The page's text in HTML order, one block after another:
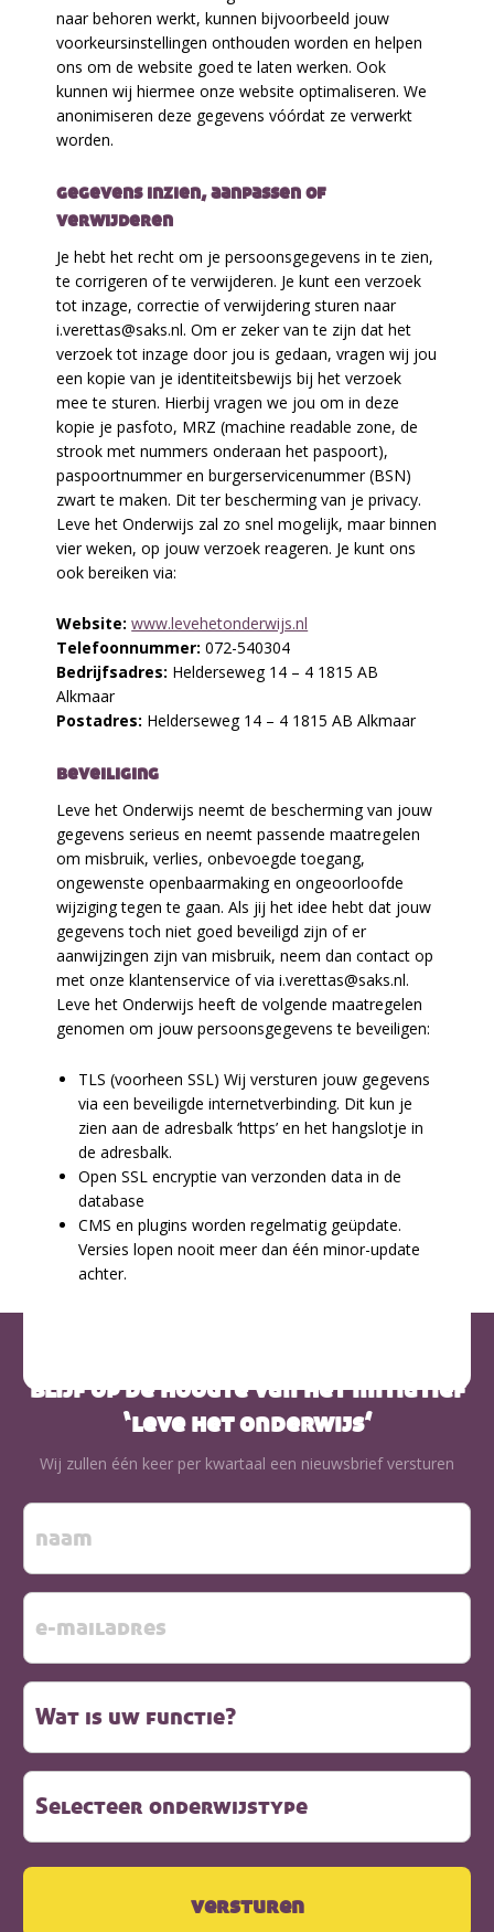
naar behoren werkt, kunnen bijvoorbeeld jouw
voorkeursinstellingen onthouden worden en helpen
ons om de website goed te laten werken. Ook
kunnen wij hiermee onze website optimaliseren. We
anonimiseren deze gegevens vóórdat ze verwerkt
worden.
gegevens inzien, aanpassen of
verwijderen
Je hebt het recht om je persoonsgegevens in te zien,
te corrigeren of te verwijderen. Je kunt een verzoek
tot inzage, correctie of verwijdering sturen naar
i.verettas@saks.nl. Om er zeker van te zijn dat het
verzoek tot inzage door jou is gedaan, vragen wij jou
een kopie van je identiteitsbewijs bij het verzoek
mee te sturen. Hierbij vragen we jou om in deze
kopie je pasfoto, MRZ (machine readable zone, de
strook met nummers onderaan het paspoort),
paspoortnummer en burgerservicenummer (BSN)
zwart te maken. Dit ter bescherming van je privacy.
Leve het Onderwijs zal zo snel mogelijk, maar binnen
vier weken, op jouw verzoek reageren. Je kunt ons
ook bereiken via:
Website: www.levehetonderwijs.nl
Telefoonnummer: 072-540304
Bedrijfsadres: Helderseweg 14 – 4 1815 AB
Alkmaar
Postadres: Helderseweg 14 – 4 1815 AB Alkmaar
beveiliging
Leve het Onderwijs neemt de bescherming van jouw
gegevens serieus en neemt passende maatregelen
om misbruik, verlies, onbevoegde toegang,
ongewenste openbaarmaking en ongeoorloofde
wijziging tegen te gaan. Als jij het idee hebt dat jouw
gegevens toch niet goed beveiligd zijn of er
aanwijzingen zijn van misbruik, neem dan contact op
met onze klantenservice of via i.verettas@saks.nl.
Leve het Onderwijs heeft de volgende maatregelen
genomen om jouw persoonsgegevens te beveiligen:
TLS (voorheen SSL) Wij versturen jouw gegevens
via een beveiligde internetverbinding. Dit kun je
zien aan de adresbalk ‘https’ en het hangslotje in
de adresbalk.
Open SSL encryptie van verzonden data in de
database
CMS en plugins worden regelmatig geüpdate.
Versies lopen nooit meer dan één minor-update
achter.
blijf op de hoogte van het initiatief
‘leve het onderwijs’
Wij zullen één keer per kwartaal een nieuwsbrief versturen